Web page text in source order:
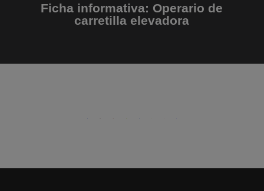
Ficha informativa: Operario de
carretilla elevadora